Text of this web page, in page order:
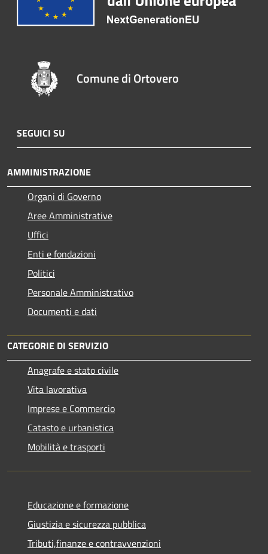
Comune di Ortovero
SEGUICI SU
AMMINISTRAZIONE
Organi di Governo
Aree Amministrative
Uffici
Enti e fondazioni
Politici
Personale Amministrativo
Documenti e dati
CATEGORIE DI SERVIZIO
Anagrafe e stato civile
Vita lavorativa
Imprese e Commercio
Catasto e urbanistica
Mobilità e trasporti
Educazione e formazione
Giustizia e sicurezza pubblica
Tributi,finanze e contravvenzioni